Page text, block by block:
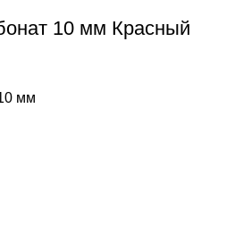
10 мм Красный
мм